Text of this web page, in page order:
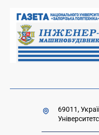
Накази та
Міністерство освіти і науки
Урядова "гаряча лінія" 1545
69011,